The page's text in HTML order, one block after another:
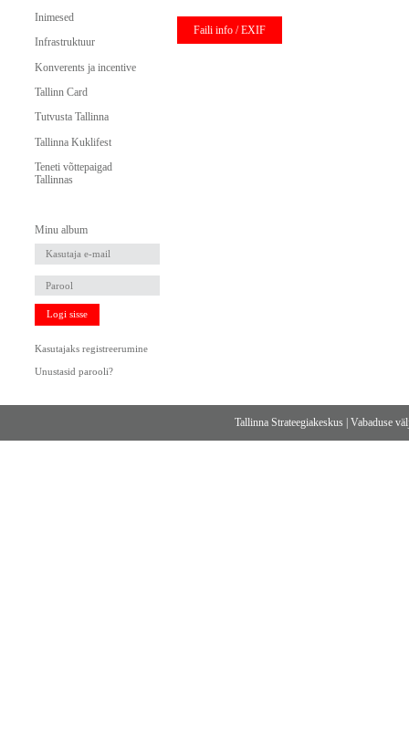
Inimesed
Infrastruktuur
Konverents ja incentive
Tallinn Card
Tutvusta Tallinna
Tallinna Kuklifest
Teneti võttepaigad
Tallinnas
Minu album
Logi sisse
Kasutajaks registreerumine
Unustasid parooli?
Faili info / EXIF
Tallinna Strateegiakeskus |Vabaduse